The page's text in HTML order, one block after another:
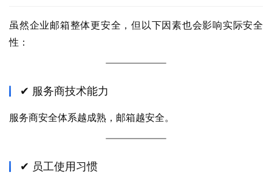
虽然企业邮箱整体更安全，但以下因素也会影响实际安全
性：
✔ 服务商技术能力
服务商安全体系越成熟，邮箱越安全。
✔ 员工使用习惯